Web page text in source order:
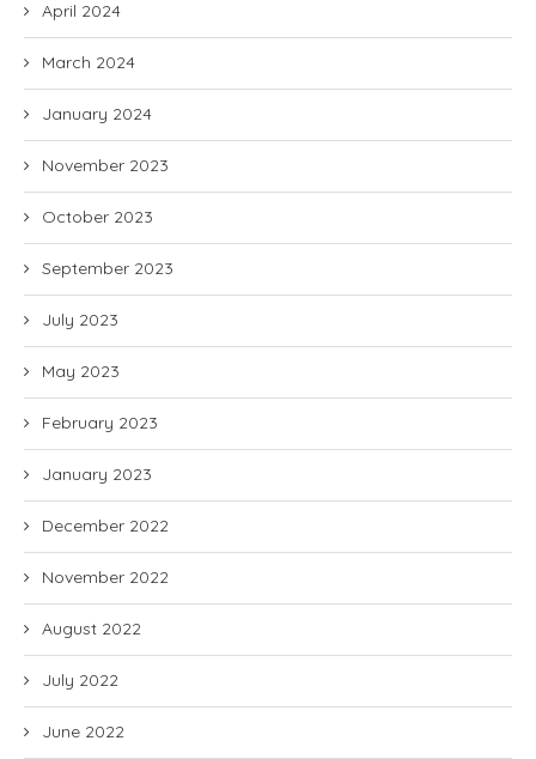
April 2024
March 2024
January 2024
November 2023
October 2023
September 2023
July 2023
May 2023
February 2023
January 2023
December 2022
November 2022
August 2022
July 2022
June 2022